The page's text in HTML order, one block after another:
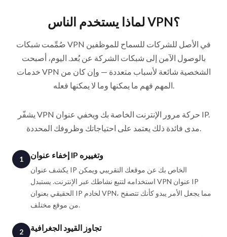
لماذا يستخدم الناس VPN؟
صُمِّمت شبكات VPN في الأصل للشركات للسماح للموظفين
بالوصول الآمن إلى شبكات الشركة عن بُعد. اليوم، أصبحت
خدمات VPN الشخصية شائعة لأسباب متعددة — وإن كان من
يشفّر VPN حركة مرور الإنترنت الخاصة بك ويخفي عنوان IP.
1 إخفاء عنوان IP وتغييره
يكشف عنوان IP الخاص بك عن موقعك التقريبي ويمكن
استخدامه لتتبع نشاطك عبر الإنترنت. يستبدل VPN عنوان IP
الحقيقي بعنوان IP لخادم VPN، مما يجعل الأمر يبدو كأنك تتصفح
من موقع مختلف.
2 تجاوز القيود الجغرافية